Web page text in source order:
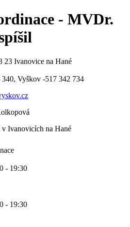
- MVDr.
23 Ivanovice na Hané
Vyškov -517 342 734
Ivanovicích na Hané
- 19:30
- 19:30